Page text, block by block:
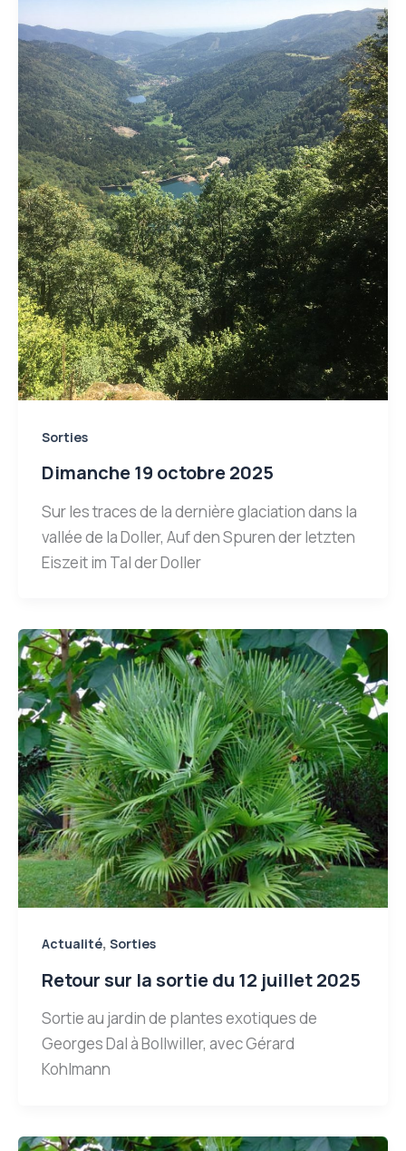
Sorties
Dimanche 19 octobre 2025
Sur les traces de la dernière glaciation dans la
vallée de la Doller, Auf den Spuren der letzten
Eiszeit im Tal der Doller
Actualité, Sorties
Retour sur la sortie du 12 juillet 2025
Sortie au jardin de plantes exotiques de
Georges Dal à Bollwiller, avec Gérard
Kohlmann